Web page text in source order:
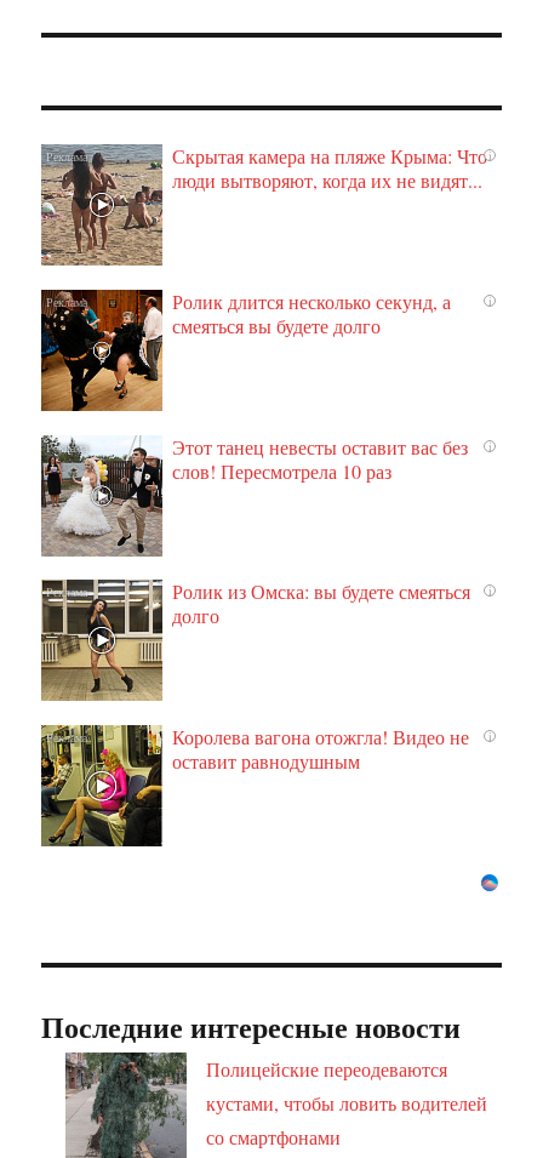
i
Скрытая камера на пляже Крыма: Что
люди вытворяют, когда их не видят...
i
Ролик длится несколько секунд, а
смеяться вы будете долго
i
Этот танец невесты оставит вас без
слов! Пересмотрела 10 раз
i
Ролик из Омска: вы будете смеяться
долго
i
Королева вагона отожгла! Видео не
оставит равнодушным
Последние интересные новости
Полицейские переодеваются
кустами, чтобы ловить водителей
со смартфонами